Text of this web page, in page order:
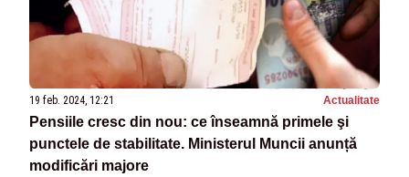
19 feb. 2024, 12:21 Actualitate
Pensiile cresc din nou: ce înseamnă primele şi
punctele de stabilitate. Ministerul Muncii anunță
modificări majore